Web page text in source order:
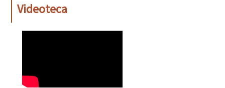
Videoteca